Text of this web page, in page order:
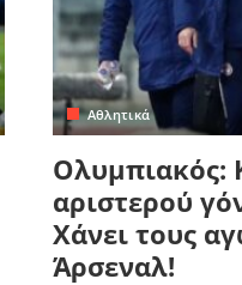
Αθλητικά
Ολυμπιακός:
αριστερού
Χάνει τους
Άρσεναλ!